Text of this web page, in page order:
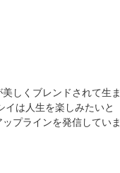
しくブレンドされて生ま
は人生を楽しみたいと
プラインを発信していま